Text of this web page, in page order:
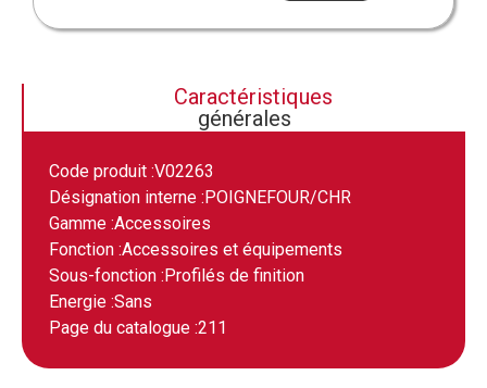
Caractéristiques
générales
Code produit :V02263
Désignation interne :POIGNEFOUR/CHR
Gamme :Accessoires
Fonction :Accessoires et équipements
Sous-fonction :Profilés de finition
Energie :Sans
Page du catalogue :211